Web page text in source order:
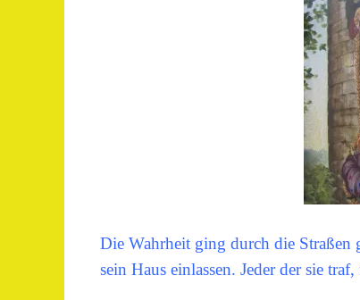
Die Wahrheit ging durch die
sein Haus einlassen. Jeder der sie